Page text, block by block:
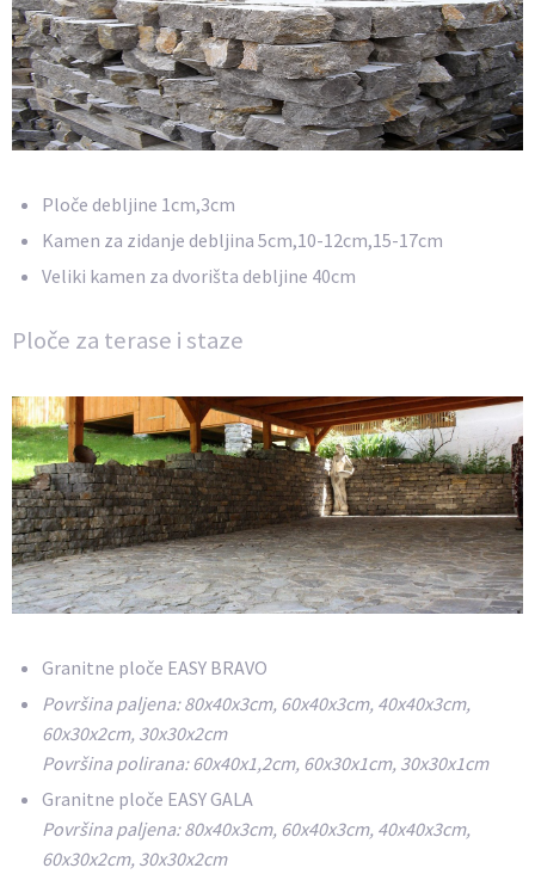
Ploče debljine 1cm,3cm
Kamen za zidanje debljina 5cm,10-12cm,15-17cm
Veliki kamen za dvorišta debljine 40cm
Ploče za terase i staze
Granitne ploče EASY BRAVO
Površina paljena: 80x40x3cm, 60x40x3cm, 40x40x3cm,
60x30x2cm, 30x30x2cm
Površina polirana: 60x40x1,2cm, 60x30x1cm, 30x30x1cm
Granitne ploče EASY GALA
Površina paljena: 80x40x3cm, 60x40x3cm, 40x40x3cm,
60x30x2cm, 30x30x2cm